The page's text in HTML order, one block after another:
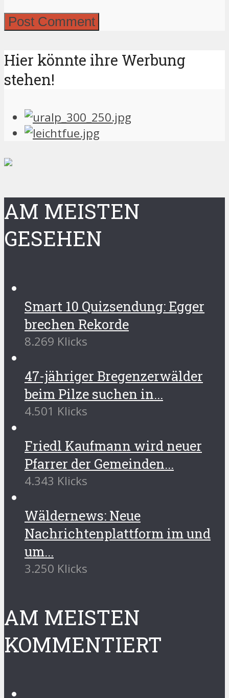
Hier könnte ihre Werbung
stehen!
AM MEISTEN
GESEHEN
Smart 10 Quizsendung: Egger
brechen Rekorde
8.269 Klicks
47-jähriger Bregenzerwälder
beim Pilze suchen in...
4.501 Klicks
Friedl Kaufmann wird neuer
Pfarrer der Gemeinden...
4.343 Klicks
Wäldernews: Neue
Nachrichtenplattform im und
um...
3.250 Klicks
AM MEISTEN
KOMMENTIERT